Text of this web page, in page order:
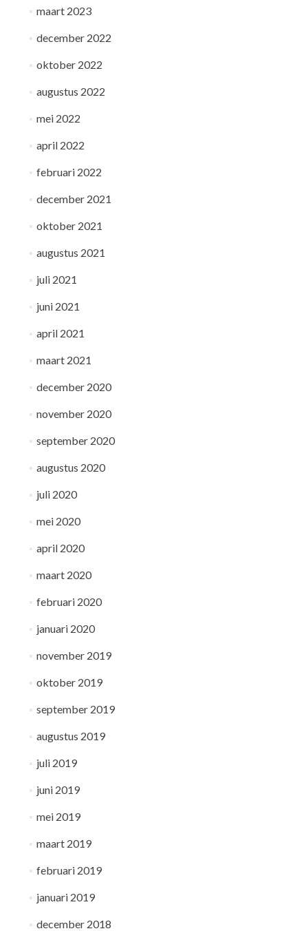
maart 2023
december 2022
oktober 2022
augustus 2022
mei 2022
april 2022
februari 2022
december 2021
oktober 2021
augustus 2021
juli 2021
juni 2021
april 2021
maart 2021
december 2020
november 2020
september 2020
augustus 2020
juli 2020
mei 2020
april 2020
maart 2020
februari 2020
januari 2020
november 2019
oktober 2019
september 2019
augustus 2019
juli 2019
juni 2019
mei 2019
maart 2019
februari 2019
januari 2019
december 2018